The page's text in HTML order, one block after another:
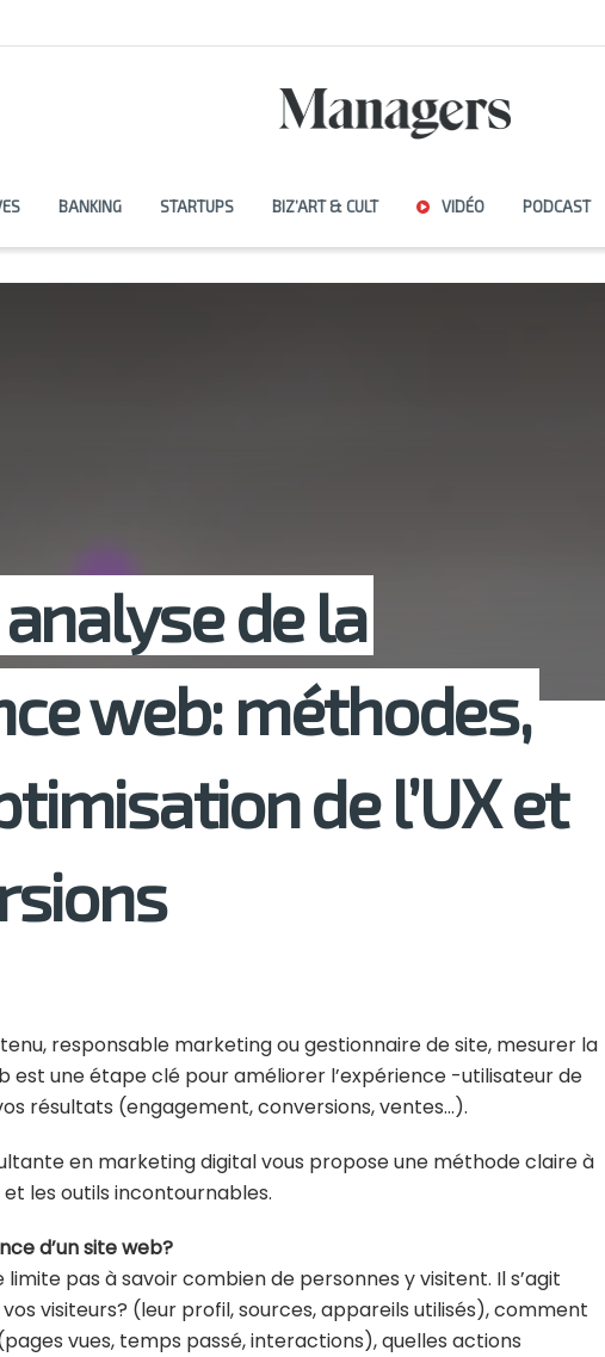
BANKING STARTUPS BIZ’ART & CULT VIDÉO PODCAST
de la
web: méthodes,
de l’UX et
responsable marketing ou gestionnaire de site, mesurer la
une étape clé pour améliorer l’expérience -utilisateur de
résultats (engagement, conversions, ventes…).
en marketing digital vous propose une méthode claire à
les outils incontournables.
d’un site web?
limite pas à savoir combien de personnes y visitent. Il s’agit
visiteurs? (leur profil, sources, appareils utilisés), comment
vues, temps passé, interactions), quelles actions